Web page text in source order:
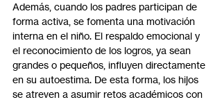
Además, cuando los padres participan de
forma activa, se fomenta una motivación
interna en el niño. El respaldo emocional y
el reconocimiento de los logros, ya sean
grandes o pequeños, influyen directamente
en su autoestima. De esta forma, los hijos
se atreven a asumir retos académicos con